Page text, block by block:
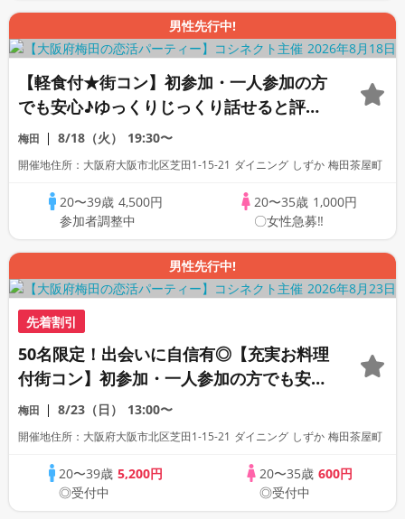
男性先行中!
【軽食付★街コン】初参加・一人参加の方
でも安心♪ゆっくりじっくり話せると評判
の恋活合コンパーティー！
梅田 8/18（火） 19:30〜
開催地住所：大阪府大阪市北区芝田1-15-21 ダイニング しずか 梅田茶屋町
20〜39歳 4,500円
参加者調整中
20〜35歳 1,000円
〇女性急募‼
男性先行中!
先着割引
50名限定！出会いに自信有◎【充実お料理
付街コン】初参加・一人参加の方でも安心
♪すごく出会えると評判の恋活合コンパー
ティー！
梅田 8/23（日） 13:00〜
開催地住所：大阪府大阪市北区芝田1-15-21 ダイニング しずか 梅田茶屋町
20〜39歳5,200円
◎受付中
20〜35歳 600円
◎受付中